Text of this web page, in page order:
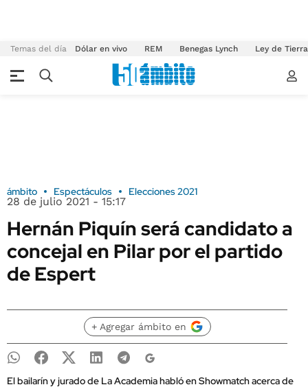
Temas del día Dólar en vivo REM Benegas Lynch Ley de
ámbito Espectáculos Elecciones 2021
28 de julio 2021 - 15:17
Hernán Piquín será candidato a
concejal en Pilar por el partido
de Espert
+ Agregar ámbito en
El bailarín y jurado de La Academia habló en Showmatch acerca de